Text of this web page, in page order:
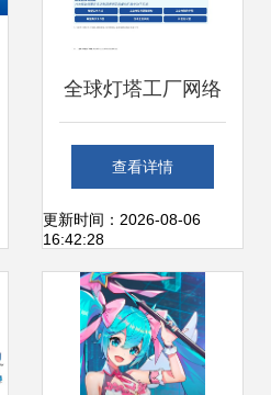
全球灯塔工厂网络
第四次工业革命的
前沿印迹与技术咨
询的赋能逻辑
查看详情
更新时间：2026-08-06
16:42:28